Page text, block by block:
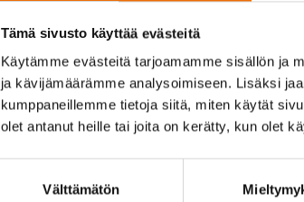
Tämä sivusto käyttää evästeitä
Käytämme evästeitä tarjoamamme sisällön ja
ja kävijämäärämme analysoimiseen. Lisäksi
kumppaneillemme tietoja siitä, miten käytät
olet antanut heille tai joita on kerätty, kun olet
Välttämätön